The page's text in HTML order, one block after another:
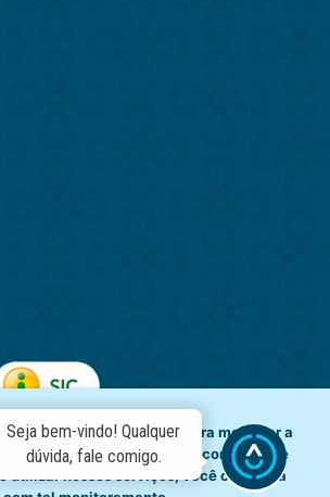
dados temporariamente para melhorar a
navegação e recomendar conteúdo de
utilizar nossos serviços, você concorda
Seja bem-vindo! Qualquer
dúvida, fale comigo.